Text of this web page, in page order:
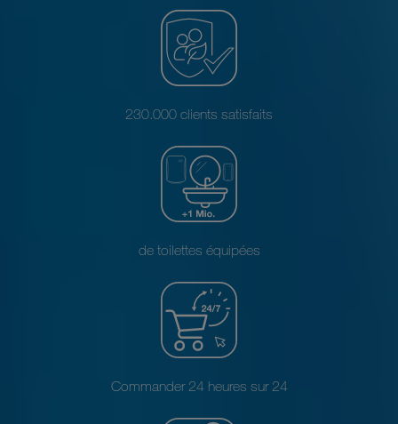
230.000 clients satisfaits
de toilettes équipées
Commander 24 heures sur 24